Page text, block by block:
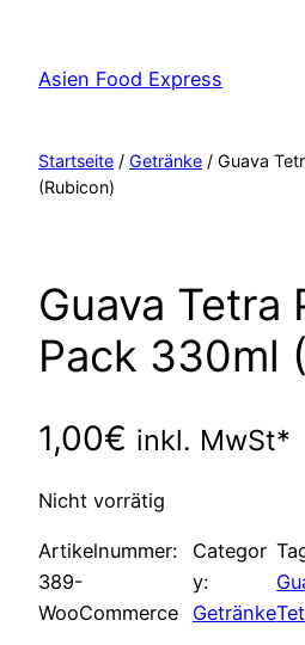
springen
Asien Food Express
Startseite / Getränke / Guava
(Rubicon)
Guava Tetra
Pack 330ml
1,00€ inkl. MwSt*
Nicht vorrätig
Artikelnummer:
389-
WooCommerce
Categor
y:
Getränke